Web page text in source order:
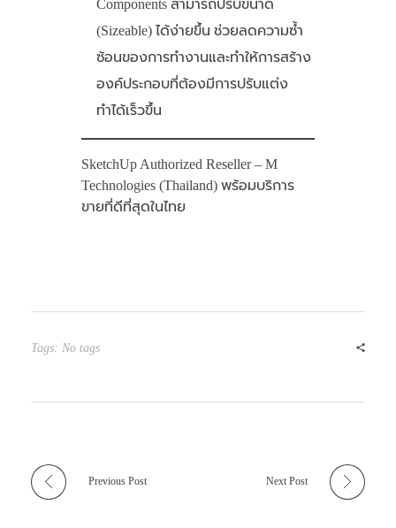
Components สามารถปรับขนาด
(Sizeable) ได้ง่ายขึ้น ช่วยลดความซ้ำ
ซ้อนของการทำงานและทำให้การสร้าง
องค์ประกอบที่ต้องมีการปรับแต่ง
ทำได้เร็วขึ้น
SketchUp Authorized Reseller – M
Technologies (Thailand) พร้อมบริการ
ขายที่ดีที่สุดในไทย
Tags: No tags
Previous Post Next Post